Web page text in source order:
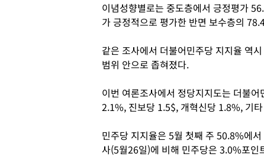
이념성향별로는 중도층에서 긍정평가
가 긍정적으로 평가한 반면 보수층의
같은 조사에서 더불어민주당 지지율 역
범위 안으로 좁혀졌다.
이번 여론조사에서 정당지지도는 더불
2.1%, 진보당 1.5$, 개혁신당 1.8%, 기
민주당 지지율은 5월 첫째 주 50.8%에
사(5월26일)에 비해 민주당은 3.0%포